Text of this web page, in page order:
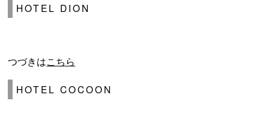
HOTEL DION
つづきはこちら
HOTEL COCOON